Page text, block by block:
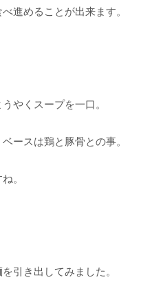
進めることが出来ます。
やくスープを一口。
ースは鶏と豚骨との事。
。
引き出してみました。